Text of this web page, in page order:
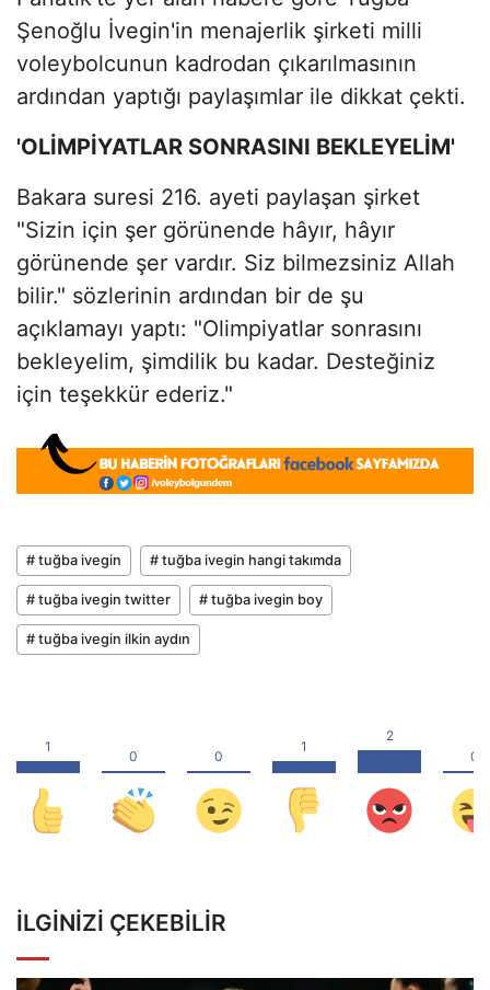
Şenoğlu İvegin'in menajerlik şirketi milli
voleybolcunun kadrodan çıkarılmasının
ardından yaptığı paylaşımlar ile dikkat çekti.
'OLİMPİYATLAR SONRASINI BEKLEYELİM'
Bakara suresi 216. ayeti paylaşan şirket
"Sizin için şer görünende hâyır, hâyır
görünende şer vardır. Siz bilmezsiniz Allah
bilir." sözlerinin ardından bir de şu
açıklamayı yaptı: "Olimpiyatlar sonrasını
bekleyelim, şimdilik bu kadar. Desteğiniz
için teşekkür ederiz."
# tuğba ivegin # tuğba ivegin hangi takımda
# tuğba ivegin twitter # tuğba ivegin boy
# tuğba ivegin ilkin aydın
İLGINIZI ÇEKEBILIR